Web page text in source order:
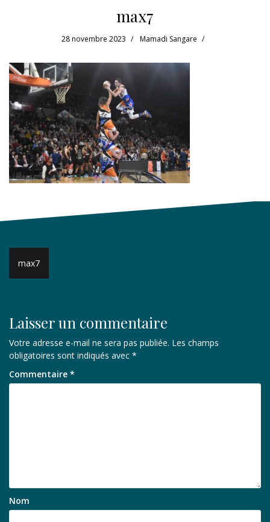
max7
28 novembre 2023 Mamadi Sangare
Navigation
de
max7
Laisser un commentaire
Votre adresse e-mail ne sera pas publiée. Les champs
obligatoires sont indiqués avec *
Commentaire *
Nom